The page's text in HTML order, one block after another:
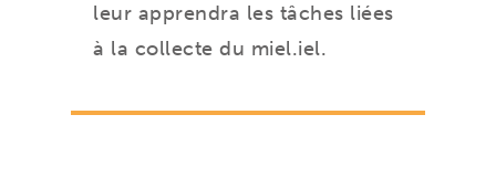
leur apprendra les tâches liées
à la collecte du miel.iel.